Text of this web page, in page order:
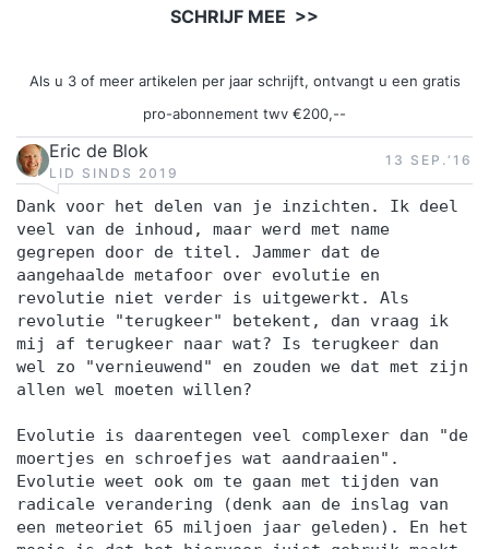
SCHRIJF MEE >>
Als u 3 of meer artikelen per jaar schrijft, ontvangt u een gratis
pro-abonnement twv €200,--
Eric de Blok
LID SINDS 2019
13 SEP.‘16
Dank voor het delen van je inzichten. Ik deel
veel van de inhoud, maar werd met name
gegrepen door de titel. Jammer dat de
aangehaalde metafoor over evolutie en
revolutie niet verder is uitgewerkt. Als
revolutie "terugkeer" betekent, dan vraag ik
mij af terugkeer naar wat? Is terugkeer dan
wel zo "vernieuwend" en zouden we dat met zijn
allen wel moeten willen?
Evolutie is daarentegen veel complexer dan "de
moertjes en schroefjes wat aandraaien".
Evolutie weet ook om te gaan met tijden van
radicale verandering (denk aan de inslag van
een meteoriet 65 miljoen jaar geleden). En het